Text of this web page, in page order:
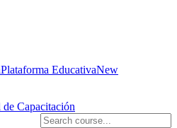
Plataforma EducativaNew